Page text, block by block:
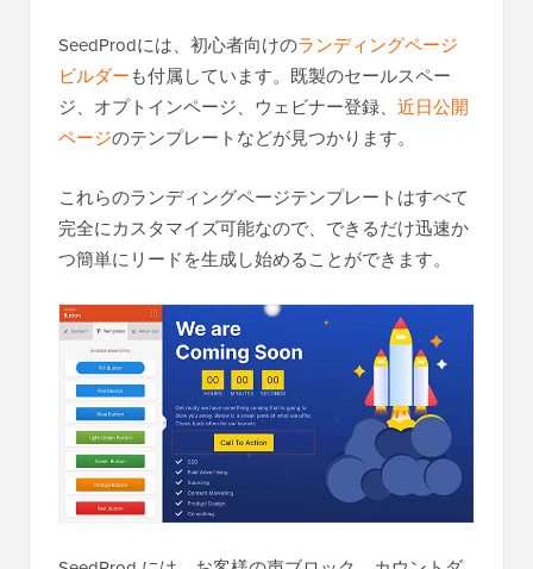
SeedProdには、初心者向けのランディングページ
ビルダーも付属しています。既製のセールスペー
ジ、オプトインページ、ウェビナー登録、 近日公開
ページのテンプレートなどが見つかります。
これらのランディングページテンプレートはすべて
完全にカスタマイズ可能なので、できるだけ迅速か
つ簡単にリードを生成し始めることができます。